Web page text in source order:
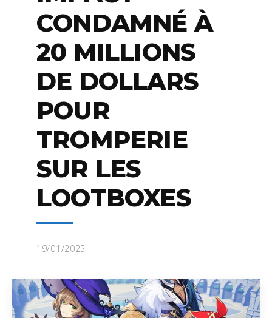
CONDAMNÉ À
20 MILLIONS
DE DOLLARS
POUR
TROMPERIE
SUR LES
LOOTBOXES
19/01/2025